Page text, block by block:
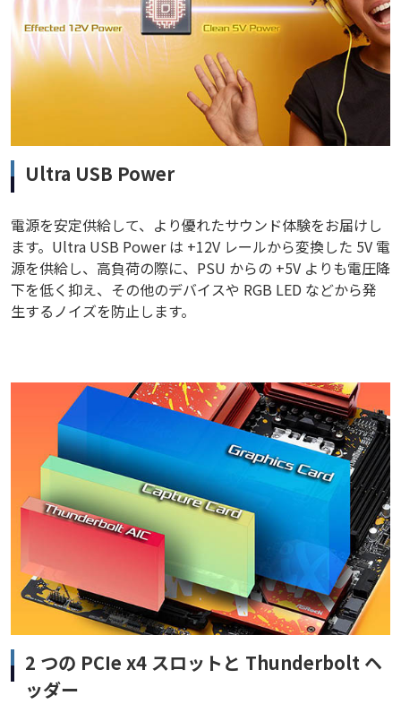
Ultra USB Power
電源を安定供給して、より優れたサウンド体験をお届けし
ます。Ultra USB Power は +12V レールから変換した 5V 電
源を供給し、高負荷の際に、PSU からの +5V よりも電圧降
下を低く抑え、その他のデバイスや RGB LED などから発
生するノイズを防止します。
2 つの PCIe x4 スロットと Thunderbolt ヘ
ッダー